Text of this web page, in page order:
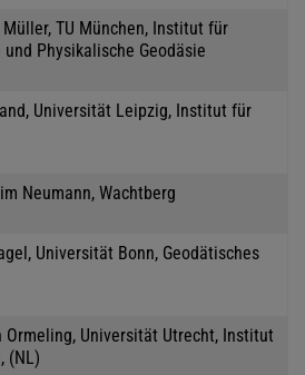
Müller, TU München, Institut für
Physikalische Geodäsie
Universität Leipzig, Institut für
Neumann, Wachtberg
Universität Bonn, Geodätisches
Ormeling, Universität Utrecht, Institut
(NL)